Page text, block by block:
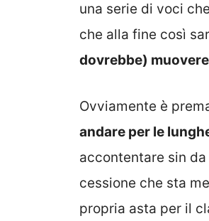
una serie di voci
che alla fine così
dovrebbe)
Ovviamente è
andare per le
accontentare sin
cessione che sta
propria asta per il